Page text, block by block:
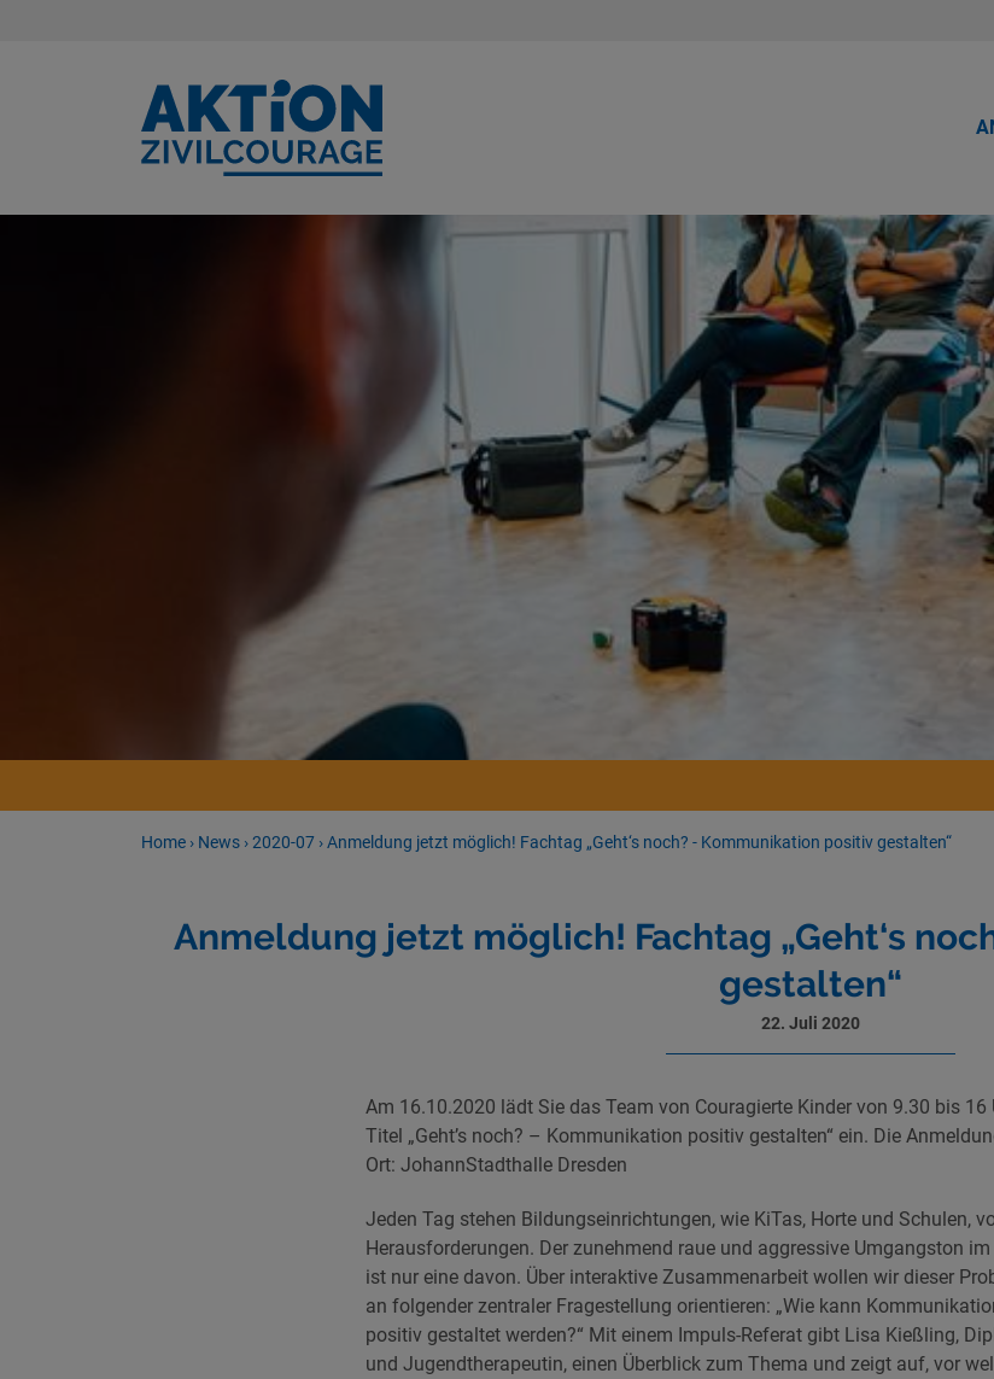
Home › News ›2020-07 ›Anmeldung jetzt möglich! Fachtag „Geht‘s noch? - Kommunikation positiv gestalten“
Anmeldung jetzt möglich! Fachtag „Geht‘s
gestalten“
22. Juli 2020
Am 16.10.2020 lädt Sie das Team von Couragierte Kinder von 9.30 bis
Titel „Geht’s noch? – Kommunikation positiv gestalten“ ein. Die
Ort: JohannStadthalle Dresden
Jeden Tag stehen Bildungseinrichtungen, wie KiTas, Horte und Schulen,
Herausforderungen. Der zunehmend raue und aggressive Umgangston
ist nur eine davon. Über interaktive Zusammenarbeit wollen wir dieser
an folgender zentraler Fragestellung orientieren: „Wie kann
positiv gestaltet werden?“ Mit einem Impuls-Referat gibt Lisa Kießling,
und Jugendtherapeutin, einen Überblick zum Thema und zeigt auf, vor